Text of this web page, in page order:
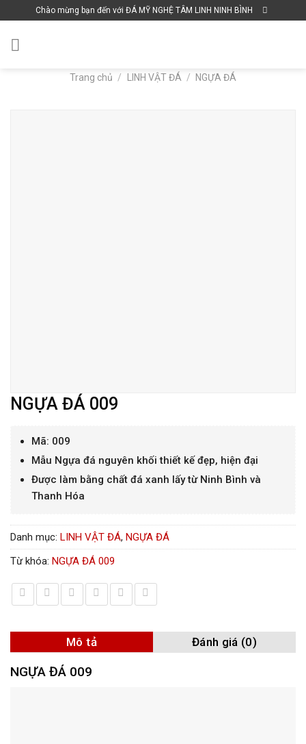
to
content
Chào mừng bạn đến với ĐÁ MỸ NGHỆ TÂM LINH NINH BÌNH
Trang chủ / LINH VẬT ĐÁ / NGỰA ĐÁ
NGỰA ĐÁ 009
Mã: 009
Mẫu Ngựa đá nguyên khối thiết kế đẹp, hiện đại
Được làm bằng chất đá xanh lấy từ Ninh Bình và
Thanh Hóa
Danh mục: LINH VẬT ĐÁ, NGỰA ĐÁ
Từ khóa: NGỰA ĐÁ 009
Mô tả Đánh giá (0)
NGỰA ĐÁ 009